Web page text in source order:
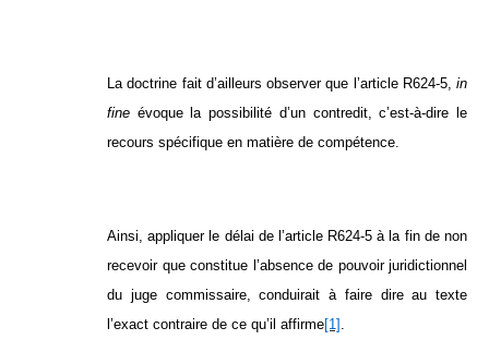
La doctrine fait d’ailleurs observer que l’article R624-5, in
fine évoque la possibilité d’un contredit, c’est-à-dire le
recours spécifique en matière de compétence.
Ainsi, appliquer le délai de l’article R624-5 à la fin de non
recevoir que constitue l’absence de pouvoir juridictionnel
du juge commissaire, conduirait à faire dire au texte
l’exact contraire de ce qu’il affirme[1] .